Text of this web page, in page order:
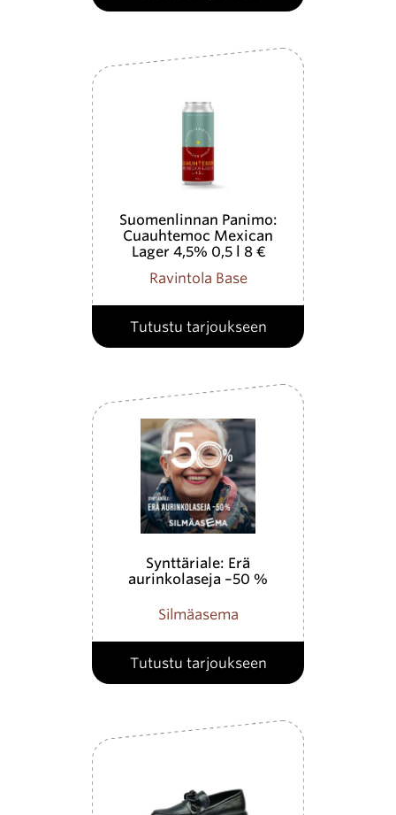
Suomenlinnan Panimo:
Cuauhtemoc Mexican
Lager 4,5% 0,5 l 8 €
Ravintola Base
Tutustu tarjoukseen
Synttäriale: Erä
aurinkolaseja –50 %
Silmäasema
Tutustu tarjoukseen